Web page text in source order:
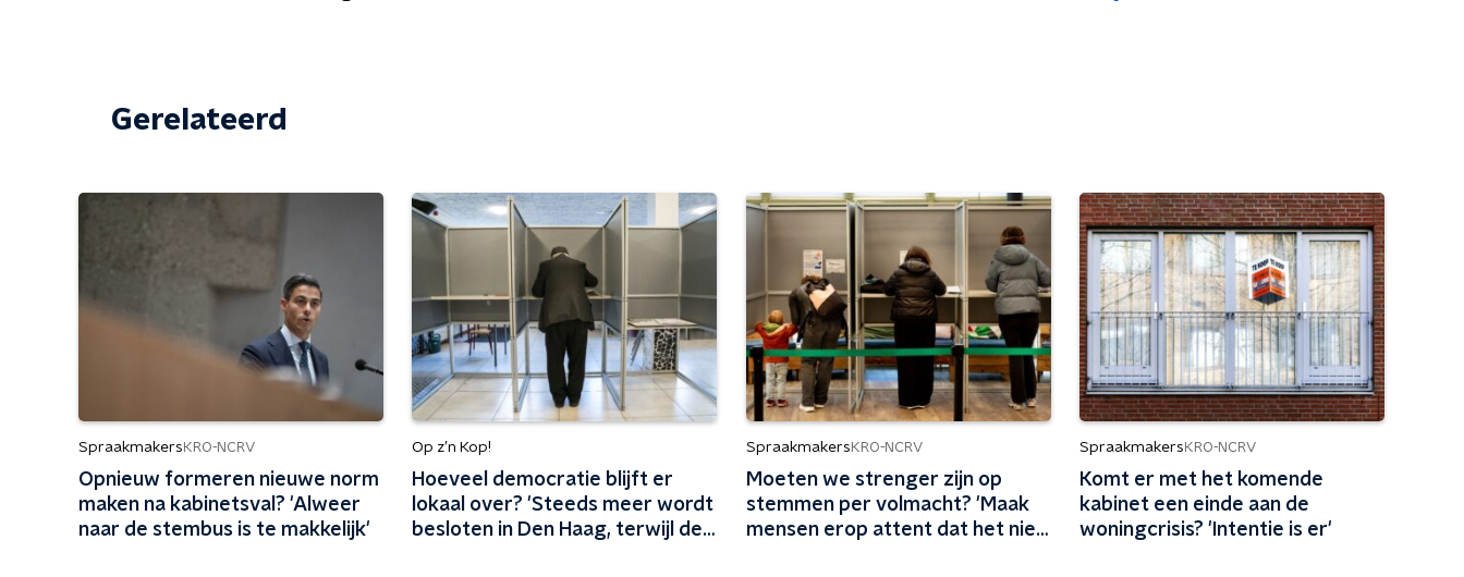
Gerelateerd
Spraakmakers KRO-NCRV
Opnieuw formeren nieuwe norm
maken na kabinetsval? 'Alweer
naar de stembus is te makkelijk'
Op z’n Kop!
Hoeveel democratie blijft er
lokaal over? 'Steeds meer wordt
besloten in Den Haag, terwijl de
Spraakmakers KRO-NCRV
Moeten we strenger zijn op
stemmen per volmacht? 'Maak
mensen erop attent dat het niet
Spraakmakers KRO-NCRV
Komt er met het komende
kabinet een einde aan de
woningcrisis? 'Intentie is er'